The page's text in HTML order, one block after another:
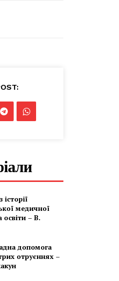
медичної
освіти – В.
допомога
отруєннях –